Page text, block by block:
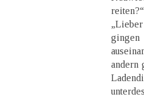
„Lieber
gingen
andern